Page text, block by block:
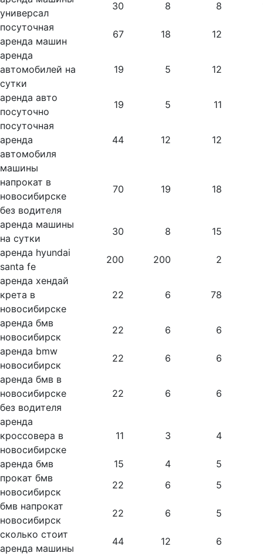
универсал
30 8 8
посуточная
аренда машин
67 18
12
аренда
автомобилей на
сутки
19 5 12
аренда авто
посуточно
19 5
11
посуточная
аренда
автомобиля
44 12 12
машины
напрокат в
новосибирске
без водителя
70 19 18
аренда машины
на сутки
30 8
15
аренда hyundai
santa fe
200 200
2
аренда хендай
крета в
новосибирске
22 6 78
аренда бмв
новосибирск
22 6
6
аренда bmw
новосибирск
22 6
6
аренда бмв в
новосибирске
без водителя
22 6 6
аренда
кроссовера в
новосибирске
11 3 4
аренда бмв 15 4
5
прокат бмв
новосибирск
22 6
5
бмв напрокат
новосибирск
22 6
5
сколько стоит
аренда машины
44 12
6